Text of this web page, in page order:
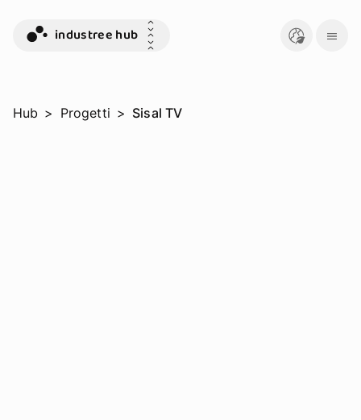
industree hub
Hub > Progetti > Sisal TV